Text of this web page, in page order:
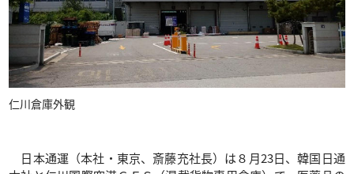
仁川倉庫外観
日本通運（本社・東京、斎藤充社長）は８月23日、韓国日通